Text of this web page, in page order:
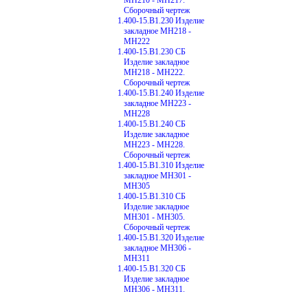
Сборочный чертеж
1.400-15.В1.230 Изделие
закладное МН218 -
МН222
1.400-15.В1.230 СБ
Изделие закладное
МН218 - МН222.
Сборочный чертеж
1.400-15.В1.240 Изделие
закладное МН223 -
МН228
1.400-15.В1.240 СБ
Изделие закладное
МН223 - МН228.
Сборочный чертеж
1.400-15.В1.310 Изделие
закладное МН301 -
МН305
1.400-15.В1.310 СБ
Изделие закладное
МН301 - МН305.
Сборочный чертеж
1.400-15.В1.320 Изделие
закладное МН306 -
МН311
1.400-15.В1.320 СБ
Изделие закладное
МН306 - МН311.